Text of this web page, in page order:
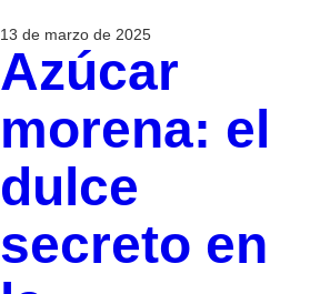
13 de marzo de 2025
Azúcar
morena: el
dulce
secreto en